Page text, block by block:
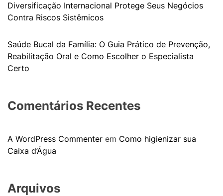
Diversificação Internacional Protege Seus Negócios
Contra Riscos Sistêmicos
Saúde Bucal da Família: O Guia Prático de Prevenção,
Reabilitação Oral e Como Escolher o Especialista
Certo
Comentários Recentes
A WordPress Commenter em Como higienizar sua
Caixa d’Água
Arquivos